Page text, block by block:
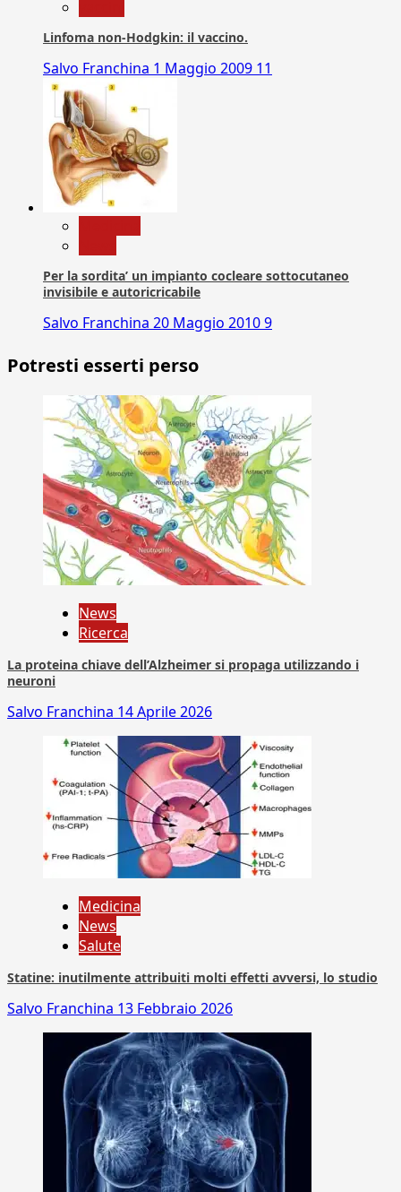
Linfoma non-Hodgkin: il vaccino.
Salvo Franchina 1 Maggio 2009 11
Per la sordita’ un impianto cocleare sottocutaneo
invisibile e autoricricabile
Salvo Franchina 20 Maggio 20109
Potresti esserti perso
News
Ricerca
La proteina chiave dell’Alzheimer si propaga utilizzando i
neuroni
Salvo Franchina 14 Aprile 2026
Medicina
News
Salute
Statine: inutilmente attribuiti molti effetti avversi, lo studio
Salvo Franchina 13 Febbraio 2026